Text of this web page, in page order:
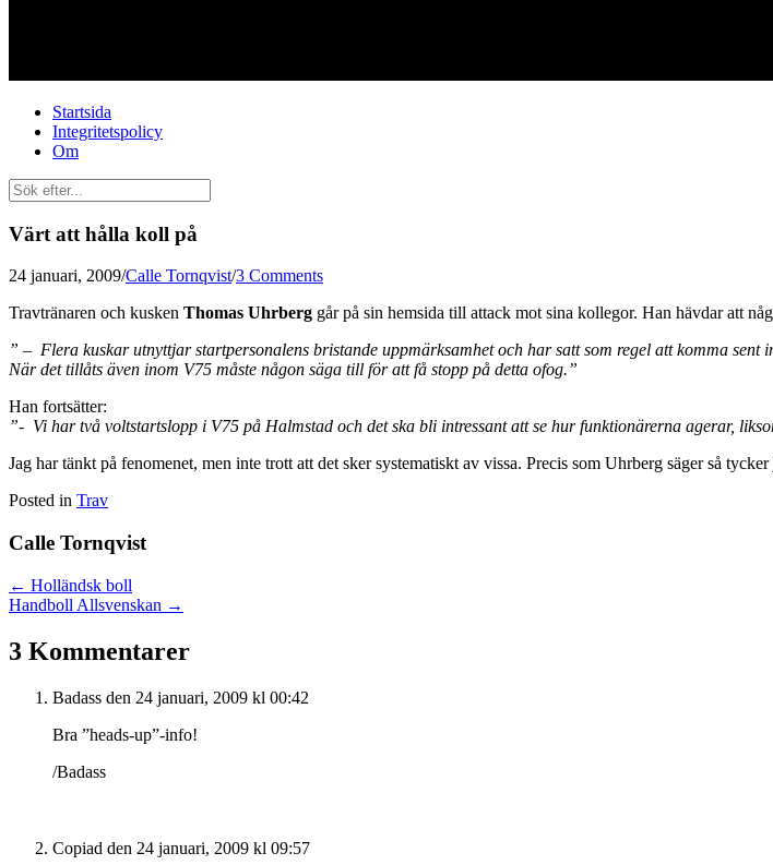
Startsida
Integritetspolicy
Om
Värt att hålla koll på
24 januari, 2009/Calle Tornqvist/3 Comments
Travtränaren och kusken Thomas Uhrberg går på sin hemsida till attack mot sina kollegor. Han hävdar att
” – Flera kuskar utnyttjar startpersonalens bristande uppmärksamhet och har satt som regel att komma sent
När det tillåts även inom V75 måste någon säga till för att få stopp på detta ofog.”
Han fortsätter:
”- Vi har två voltstartslopp i V75 på Halmstad och det ska bli intressant att se hur funktionärerna agerar,
Jag har tänkt på fenomenet, men inte trott att det sker systematiskt av vissa. Precis som Uhrberg säger så
Posted in Trav
Calle Tornqvist
Posts
navigation
← Holländsk boll
Handboll Allsvenskan →
3 Kommentarer
Badass den 24 januari, 2009 kl 00:42
Bra ”heads-up”-info!
/Badass
Copiad den 24 januari, 2009 kl 09:57